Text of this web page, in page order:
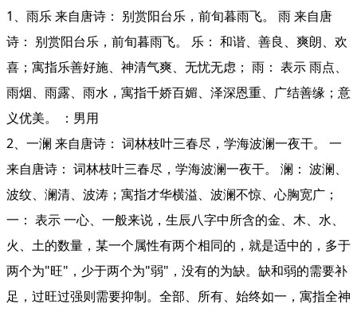
1、雨乐 来自唐诗： 别赏阳台乐，前旬暮雨飞。 雨 来自唐
诗： 别赏阳台乐，前旬暮雨飞。 乐： 和谐、善良、爽朗、欢
喜；寓指乐善好施、神清气爽、无忧无虑； 雨： 表示 雨点、
雨烟、雨露、雨水，寓指千娇百媚、泽深恩重、广结善缘；意
义优美。 ：男用
2、一澜 来自唐诗： 词林枝叶三春尽，学海波澜一夜干。 一
来自唐诗： 词林枝叶三春尽，学海波澜一夜干。 澜： 波澜、
波纹、澜清、波涛；寓指才华横溢、波澜不惊、心胸宽广；
一： 表示 一心、一般来说，生辰八字中所含的金、木、水、
火、土的数量，某一个属性有两个相同的，就是适中的，多于
两个为"旺"，少于两个为"弱"，没有的为缺。缺和弱的需要补
足，过旺过强则需要抑制。全部、所有、始终如一，寓指全神